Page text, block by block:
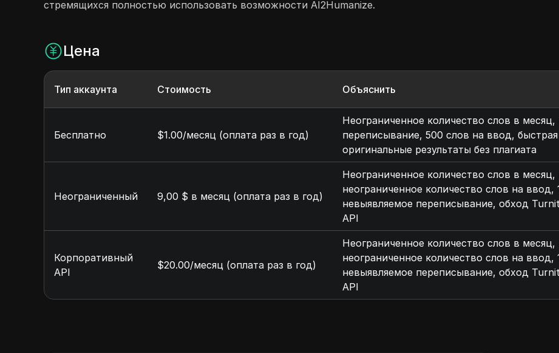
стремящихся полностью использовать возможности AI2Humanize.
Цена
Тип аккаунта Стоимость Объяснить
Бесплатно $1.00/месяц (оплата раз в год)
Неограниченное количество слов в
переписывание, 500 слов на ввод,
оригинальные результаты без плагиата
Неограниченный 9,00 $ в месяц (оплата раз в год)
Неограниченное количество слов в
неограниченное количество слов на ввод,
невыявляемое переписывание, обход
API
Корпоративный
API
$20.00/месяц (оплата раз в год)
Неограниченное количество слов в
неограниченное количество слов на ввод,
невыявляемое переписывание, обход
API